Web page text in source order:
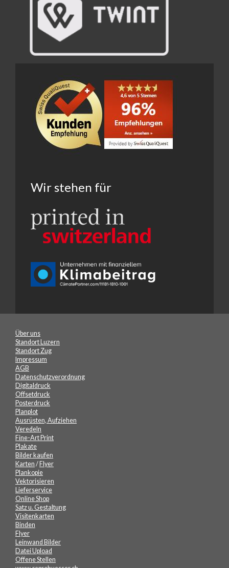
Wir stehen für
Über uns
Standort Luzern
Standort Zug
Impressum
AGB
Datenschutzverordnung
Digitaldruck
Offsetdruck
Posterdruck
Planplot
Ausrüsten, Aufziehen
Veredeln
Fine-Art Print
Plakate
Bilder kaufen
Karten / Flyer
Plankopie
Vektorisieren
Lieferservice
Online Shop
Satz u. Gestaltung
Visitenkarten
Binden
Flyer
Leinwand Bilder
Datei Upload
Offene Stellen